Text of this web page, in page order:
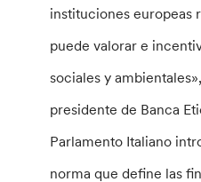
instituciones europeas
puede valorar e
sociales y
presidente de Banca
Parlamento Italiano
norma que define las